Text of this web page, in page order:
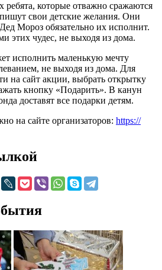
ребята, которые отважно сражаются
свои детские желания. Они
Мороз обязательно их исполнит.
этих чудес, не выходя из дома.
исполнить маленькую мечту
не выходя из дома. Для
на сайт акции, выбрать открытку
кнопку «Подарить». В канун
доставят все подарки детям.
на сайте организаторов: https://